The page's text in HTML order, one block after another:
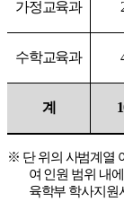
가정교육과
수학교육과
계
※ 단 위의 사범계열
여 인원 범위 내
육학부 학사지원